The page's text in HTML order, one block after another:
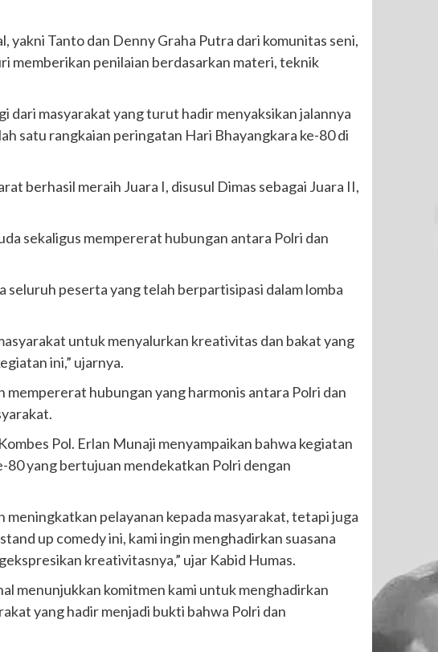
yakni Tanto dan Denny Graha Putra dari komunitas seni,
memberikan penilaian berdasarkan materi, teknik
masyarakat yang turut hadir menyaksikan jalannya
satu rangkaian peringatan Hari Bhayangkara ke-80 di
berhasil meraih Juara I, disusul Dimas sebagai Juara II,
sekaligus mempererat hubungan antara Polri dan
seluruh peserta yang telah berpartisipasi dalam lomba
untuk menyalurkan kreativitas dan bakat yang
ini,” ujarnya.
hubungan yang harmonis antara Polri dan
Pol. Erlan Munaji menyampaikan bahwa kegiatan
80 yang bertujuan mendekatkan Polri dengan
pelayanan kepada masyarakat, tetapi juga
up comedy ini, kami ingin menghadirkan suasana
kreativitasnya,” ujar Kabid Humas.
menunjukkan komitmen kami untuk menghadirkan
yang hadir menjadi bukti bahwa Polri dan